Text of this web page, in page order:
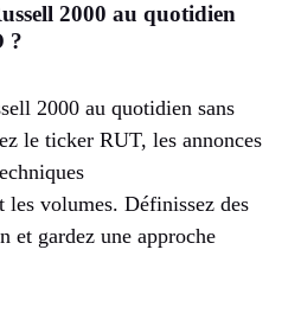
2000 au quotidien
?
2000 au quotidien sans
le ticker RUT, les annonces
les volumes. Définissez des
et gardez une approche